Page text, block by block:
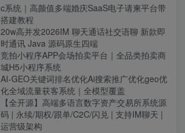
c系统｜高颜值多端婚庆SaaS电子请柬平台带
搭建教程
20w高并发2026IM 聊天通话社交语聊 新款即
时通讯 Java 源码原生四端
竞拍小程序APP会场拍卖平台｜全品类拍卖商
城H5小程序系统
AI-GEO关键词排名优化Ai搜索推广优化geo优
化全域流量获客系统｜全模型覆盖
【全开源】高端多语言数字资产交易所系统源
码 | 永续/期权/跟单/C2C/闪兑 | 支持IM聊天 |
运营级架构